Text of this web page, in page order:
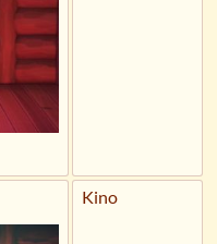
Kino